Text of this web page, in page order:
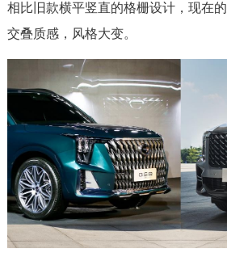
相比旧款横平竖直的格栅设计，现在
交叠质感，风格大变。